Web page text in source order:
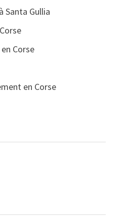
Santa Gullia
Corse
en Corse